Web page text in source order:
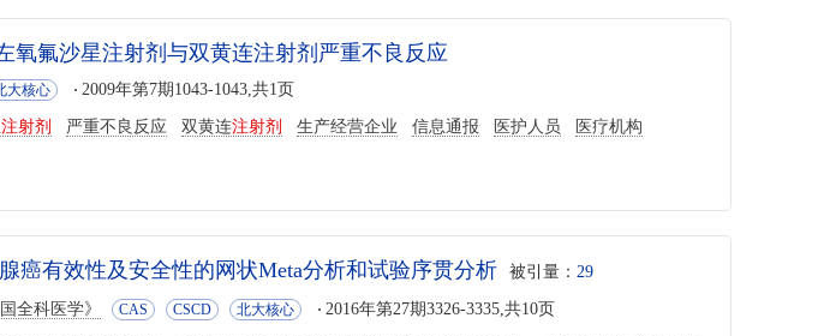
氧氟沙星注射剂与双黄连注射剂严重不良反应
大核心 2009年第7期1043-1043,共1页
注射剂 严重不良反应 双黄连注射剂 生产经营企业 信息通报 医护人员 医疗机构
癌有效性及安全性的网状Meta分析和试验序贯分析 被引量： 29
国全科医学》 CAS CSCD 北大核心 2016年第27期3326-3335,共10页